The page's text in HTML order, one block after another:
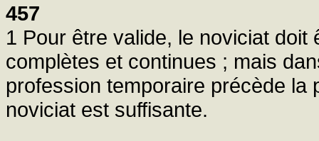
457
1 Pour être valide, le noviciat
complètes et continues ; mais
profession temporaire précède la
noviciat est suffisante.